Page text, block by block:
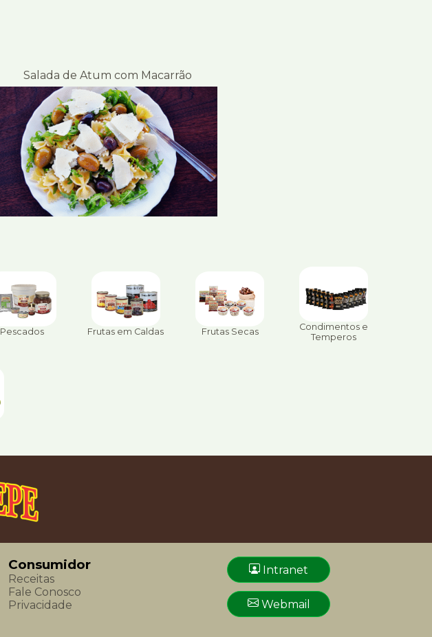
Salada de Atum com Macarrão
Pescados Frutas em Caldas Frutas Secas
Condimentos e
Temperos
Consumidor
Receitas
Fale Conosco
Privacidade
Intranet
Webmail